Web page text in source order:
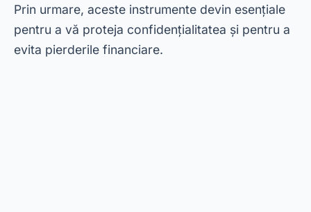
Prin urmare, aceste instrumente devin esențiale
pentru a vă proteja confidențialitatea și pentru a
evita pierderile financiare.